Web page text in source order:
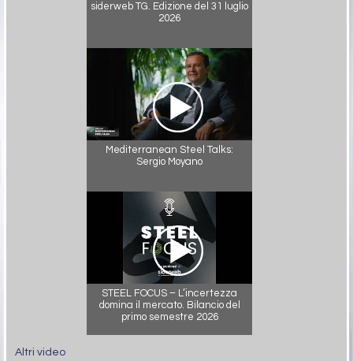
siderweb TG. Edizione del 31 luglio
2026
Mediterranean Steel Talks:
Sergio Moyano
STEEL FOCUS – L’incertezza
domina il mercato. Bilancio del
primo semestre 2026
Altri video